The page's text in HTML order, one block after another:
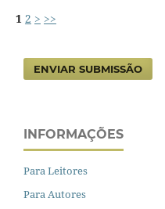
1 2 > >>
ENVIAR SUBMISSÃO
INFORMAÇÕES
Para Leitores
Para Autores